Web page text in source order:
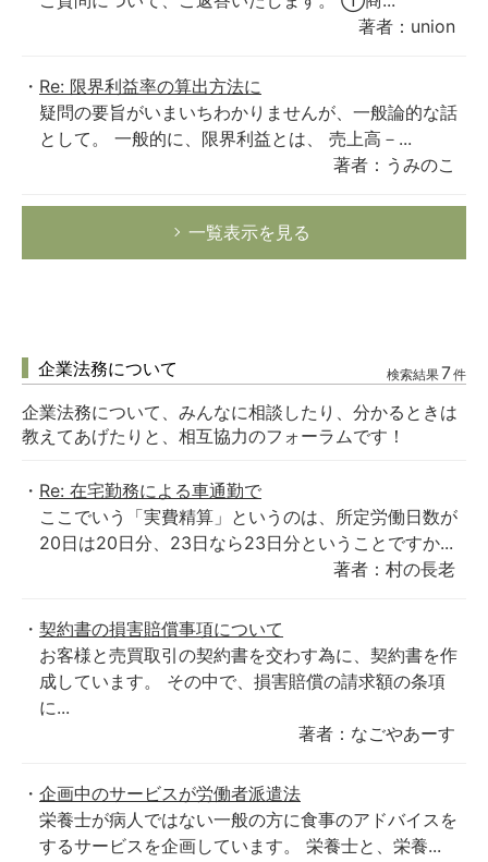
著者：union
Re: 限界利益率の算出方法に
疑問の要旨がいまいちわかりませんが、一般論的な話
として。 一般的に、限界利益とは、 売上高－...
著者：うみのこ
一覧表示を見る
企業法務について 検索結果7件
企業法務について、みんなに相談したり、分かるときは
教えてあげたりと、相互協力のフォーラムです！
Re: 在宅勤務による車通勤で
ここでいう「実費精算」というのは、所定労働日数が
20日は20日分、23日なら23日分ということですか...
著者：村の長老
契約書の損害賠償事項について
お客様と売買取引の契約書を交わす為に、契約書を作
成しています。 その中で、損害賠償の請求額の条項
に...
著者：なごやあーす
企画中のサービスが労働者派遣法
栄養士が病人ではない一般の方に食事のアドバイスを
するサービスを企画しています。 栄養士と、栄養...